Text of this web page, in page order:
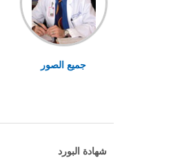
جميع الصور
شهادة البورد